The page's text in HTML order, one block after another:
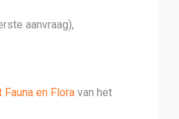
aanvraag),
en Floravan het